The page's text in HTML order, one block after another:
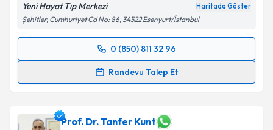
Yeni Hayat Tıp Merkezi Haritada Göster
Şehitler, Cumhuriyet Cd No: 86, 34522 Esenyurt/İstanbul
0 (850) 811 32 96
Randevu Talep Et
Randevu Takvimi Talebi
takvim hazırlandığında e-posta ile bilgilendireceğiz.
Prof. Dr. Tanfer Kunt